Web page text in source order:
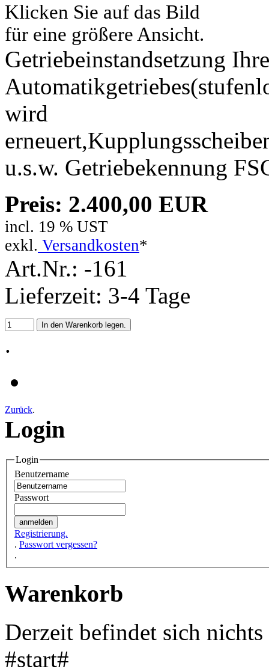
Klicken Sie auf das Bild
für eine größere Ansicht.
Getriebeinstandsetzung
wird
u.s.w. Getriebekennung
Preis: 2.400,00 EUR
incl. 19 % UST
exkl. Versandkosten*
Art.Nr.: -161
Lieferzeit: 3-4 Tage
.
Zurück.
Login
Login
Benutzername
Passwort
Registrierung.
. Passwort vergessen?
.
Warenkorb
Derzeit befindet sich
#start#